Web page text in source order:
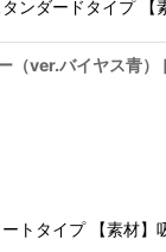
タンダードタイプ
（ver.バイヤス青）
ートタイプ 【